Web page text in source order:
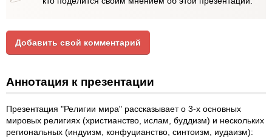
Добавить свой комментарий
Аннотация к презентации
Презентация "Религии мира" рассказывает о 3-х основных
мировых религиях (христианство, ислам, буддизм) и нескольких
региональных (индуизм, конфуцианство, синтоизм, иудаизм):